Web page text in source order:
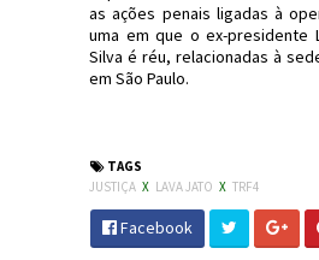
as ações penais ligadas à
uma em que o ex-presidente
Silva é réu, relacionadas à
em São Paulo.
TAGS
JUSTIÇA X LAVA JATO X TRF4
Facebook